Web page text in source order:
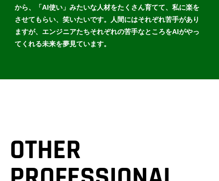
から、「AI使い」みたいな人材をたくさん育てて、私に楽を
させてもらい、笑いたいです。人間にはそれぞれ苦手があり
ますが、エンジニアたちそれぞれの苦手なところをAIがやっ
てくれる未来を夢見ています。
OTHER